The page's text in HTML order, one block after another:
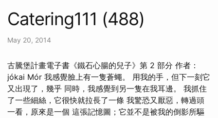
Catering111 (488)
May 20, 2014
古騰堡計畫電子書《鐵石心腸的兒子》第 2 部分 作者：
jókai Mór 我感覺臉上有一隻蒼蠅。 用我的手，但下一刻它
又出現了，幾乎 同時，我感覺到另一隻在我耳邊。 我抓住
了一些細絲，它很快就拉長了一條 我驚恐又厭惡，轉過頭
一看，原來是一個 這張記憶圖；它並不是被我的倒影所驅